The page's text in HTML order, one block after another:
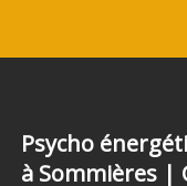
Psycho
à Sommières |